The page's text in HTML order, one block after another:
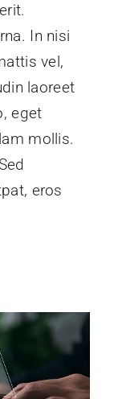
In nisi
vel,
laoreet
eget
mollis.
eros